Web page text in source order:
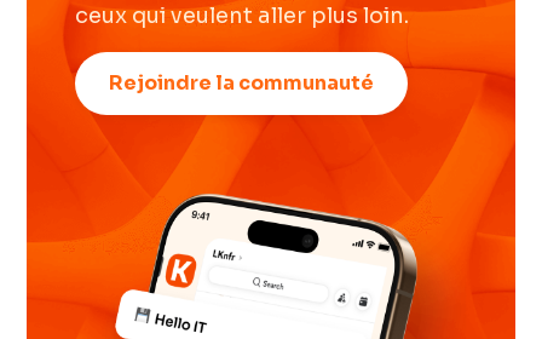
ceux qui veulent aller plus loin.
Rejoindre la communauté